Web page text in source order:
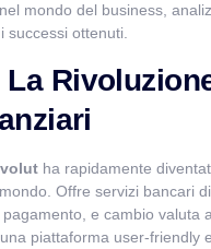
mondo del business,
successi ottenuti.
La
ha rapidamente
Offre servizi bancari
e cambio valuta
piattaforma user-friendly
AI